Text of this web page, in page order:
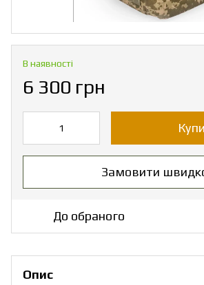
В наявності
6 300 грн
Замовити
До обраного
Опис